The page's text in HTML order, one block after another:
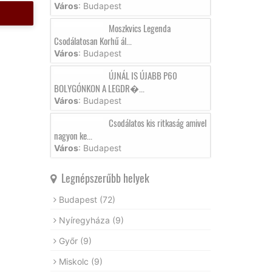
Város: Budapest
Moszkvics Legenda
Csodálatosan Korhű ál...
Város: Budapest
ÚJNÁL IS ÚJABB P60
BOLYGÓNKON A LEGDR�...
Város: Budapest
Csodálatos kis ritkaság amivel
nagyon ke...
Város: Budapest
Legnépszerűbb helyek
Budapest (72)
Nyíregyháza (9)
Győr (9)
Miskolc (9)